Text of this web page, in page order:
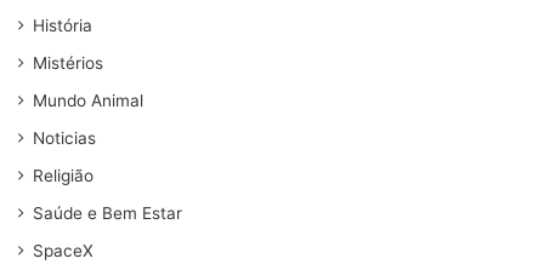
História
Mistérios
Mundo Animal
Noticias
Religião
Saúde e Bem Estar
SpaceX